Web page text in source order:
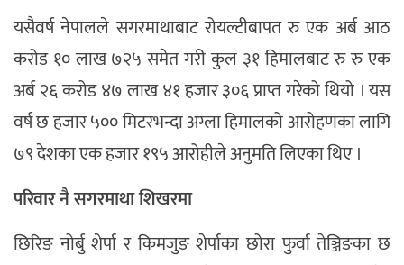
यसैवर्ष नेपालले सगरमाथाबाट रोयल्टीबापत रु एक अर्ब आठ
करोड १० लाख ७२५ समेत गरी कुल ३१ हिमालबाट रु रु एक
अर्ब २६ करोड ४७ लाख ४१ हजार ३०६ प्राप्त गरेको थियो । यस
वर्ष छ हजार ५०० मिटरभन्दा अग्ला हिमालको आरोहणका लागि
७९ देशका एक हजार १९५ आरोहीले अनुमति लिएका थिए ।
परिवार नै सगरमाथा शिखरमा
छिरिङ नोर्बु शेर्पा र किमजुङ शेर्पाका छोरा फुर्वा तेञ्जिङका छ